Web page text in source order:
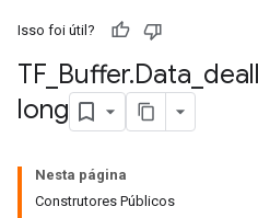
Isso foi útil?
TF Buffer.Data
long
Nesta página
Construtores Públicos